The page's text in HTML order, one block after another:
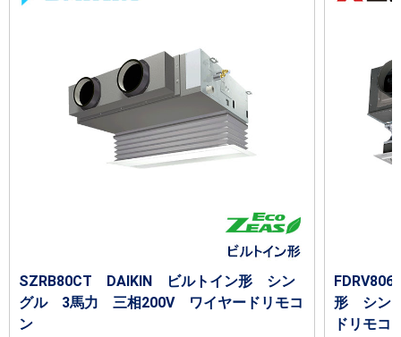
SZRB80CT DAIKIN ビルトイン形 シン
グル 3馬力 三相200V ワイヤードリモコ
ン
形 シン
ドリモコ